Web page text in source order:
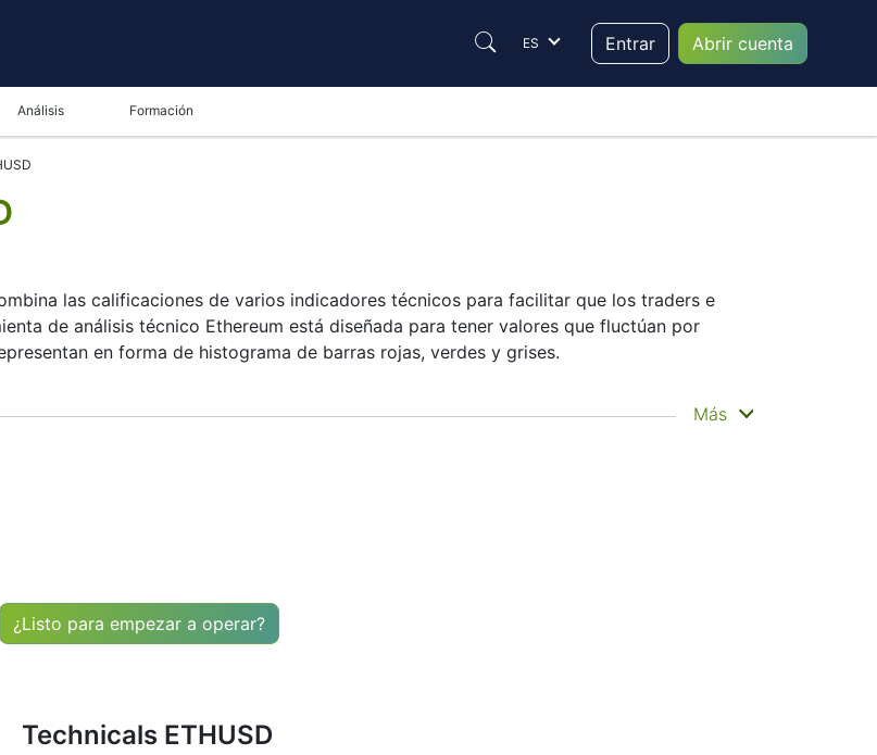
ES Entrar Abrir cuenta
Análisis Formación
las calificaciones de varios indicadores técnicos para facilitar que los traders e
de análisis técnico Ethereum está diseñada para tener valores que fluctúan por
en forma de histograma de barras rojas, verdes y grises.
Technicals simplifica esta tarea combinando los indicadores más populares y sus
indican el cumplimiento de ciertas condiciones de un conjunto de indicadores
potencialmente favorables para una transacción, si ésta es coherente con su
Más
¿Listo para empezar a operar?
Technicals ETHUSD